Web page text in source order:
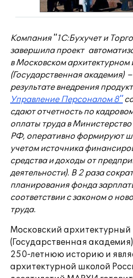
Компания "1С:Бухучет и
завершила проект
в Московском архитектурном
(Государственная
результате внедрения
Управление Персоналом 8"
сдают отчетность по
оплаты труда в
РФ, оперативно формируют
учетом источника
средства и доходы от
деятельности). В 2 раза
планирования фонда
соответствии с законом о
труда.
Московский архитектурный
(Государственная
250-летнюю историю и
архитектурной школой